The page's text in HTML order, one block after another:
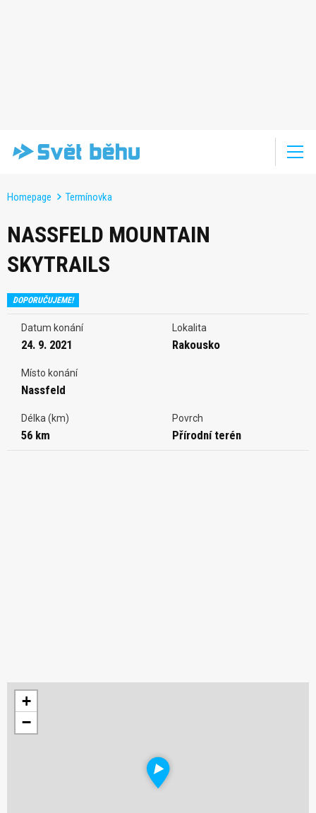
Homepage Termínovka
NASSFELD MOUNTAIN
SKYTRAILS
DOPORUČUJEME!
Datum konání
24. 9. 2021
Lokalita
Rakousko
Místo konání
Nassfeld
Délka (km)
56 km
Povrch
Přírodní terén
+
−